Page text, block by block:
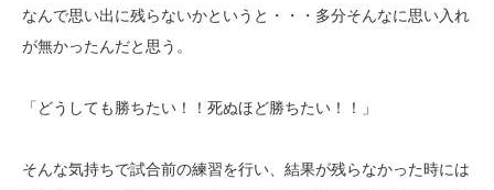
なんで思い出に残らないかというと・・・多分そんなに思い入れ
が無かったんだと思う。
「どうしても勝ちたい！！死ぬほど勝ちたい！！」
そんな気持ちで試合前の練習を行い、結果が残らなかった時には